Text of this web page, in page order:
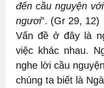
đến cầu nguyện
ngươi”. (Gr 29, 12)
Vấn đề ở đây là
việc khác nhau.
nghe lời cầu
chúng ta biết là N